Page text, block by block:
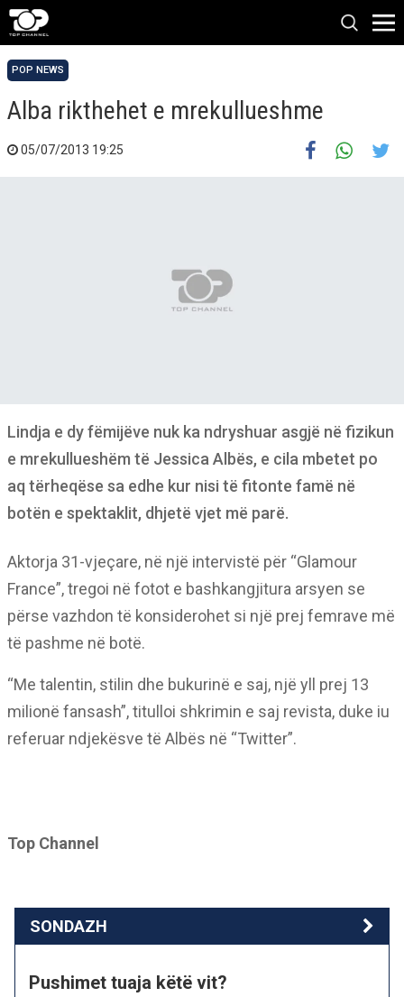
POP NEWS
Alba rikthehet e mrekullueshme
05/07/2013 19:25
Lindja e dy fëmijëve nuk ka ndryshuar asgjë në fizikun
e mrekullueshëm të Jessica Albës, e cila mbetet po
aq tërheqëse sa edhe kur nisi të fitonte famë në
botën e spektaklit, dhjetë vjet më parë.
Aktorja 31-vjeçare, në një intervistë për “Glamour
France”, tregoi në fotot e bashkangjitura arsyen se
përse vazhdon të konsiderohet si një prej femrave më
të pashme në botë.
“Me talentin, stilin dhe bukurinë e saj, një yll prej 13
milionë fansash”, titulloi shkrimin e saj revista, duke iu
referuar ndjekësve të Albës në “Twitter”.
Top Channel
SONDAZH
Pushimet tuaja këtë vit?